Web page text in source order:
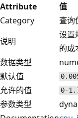
Attribute
值
Category
查询
说明
设置
的成
数据类型
默认值
允许的值 0-
参数类型